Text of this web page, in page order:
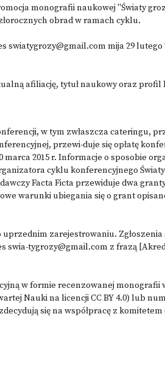
monografii naukowej "Światy
obrad w ramach cyklu.
swiatygrozy@gmail.com mija 29 lutego
afiliację, tytuł naukowy oraz profil
w tym zwłaszcza cateringu,
przewi-duje się opłatę
marca 2015 r. Informacje o sposobie
cyklu konferencyjnego
Facta Ficta przewiduje dwa
warunki ubiegania się o grant
zarejestrowaniu.
swia-tygrozy@gmail.com z frazą
w formie recenzowanej monografii
Nauki na licencji CC BY 4.0) lub
się na współpracę z